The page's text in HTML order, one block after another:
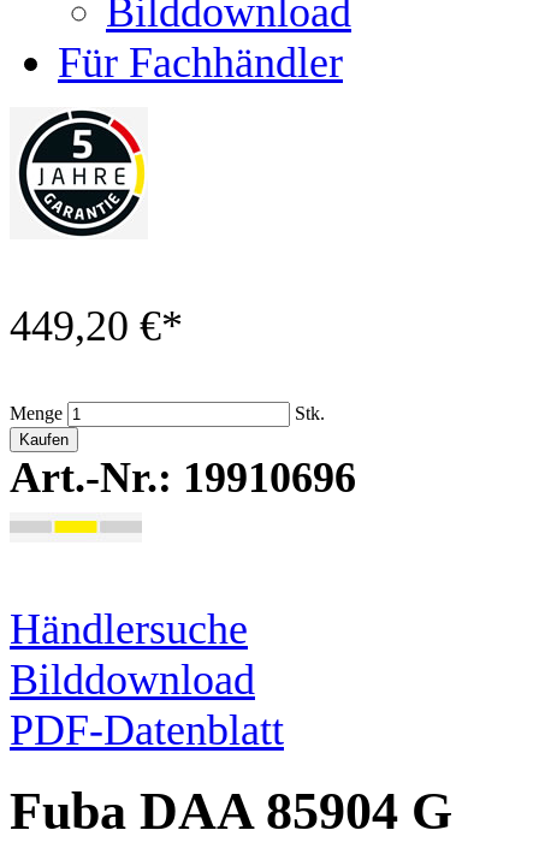
Bilddownload
Für Fachhändler
449,20 €*
Menge Stk.
Kaufen
Art.-Nr.: 19910696
Händlersuche
Bilddownload
PDF-Datenblatt
Fuba DAA 85904 G